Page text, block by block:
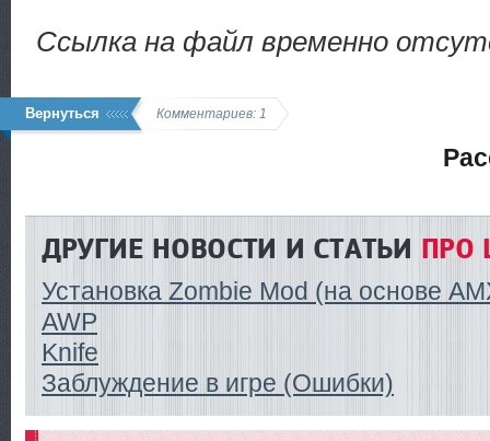
Ссылка на файл временно
Вернуться Комментариев: 1
ДРУГИЕ НОВОСТИ И СТАТЬИ ПРО
Установка Zombie Mod (на основе
AWP
Knife
Заблуждение в игре (Ошибки)